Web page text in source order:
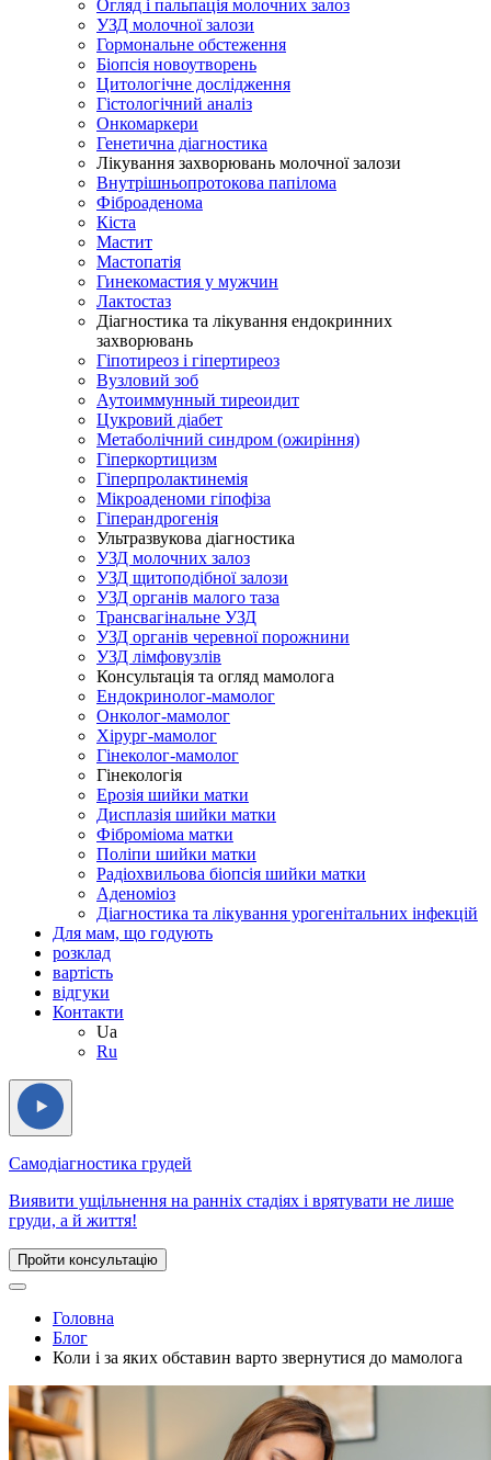
Огляд і пальпація молочних залоз
УЗД молочної залози
Гормональне обстеження
Біопсія новоутворень
Цитологічне дослідження
Гістологічний аналіз
Онкомаркери
Генетична діагностика
Лікування захворювань молочної залози
Внутрішньопротокова папілома
Фіброаденома
Кіста
Мастит
Мастопатія
Гинекомастия у мужчин
Лактостаз
Діагностика та лікування ендокринних
захворювань
Гіпотиреоз і гіпертиреоз
Вузловий зоб
Аутоиммунный тиреоидит
Цукровий діабет
Метаболічний синдром (ожиріння)
Гіперкортицизм
Гіперпролактинемія
Мікроаденоми гіпофіза
Гіперандрогенія
Ультразвукова діагностика
УЗД молочних залоз
УЗД щитоподібної залози
УЗД органів малого таза
Трансвагінальне УЗД
УЗД органів черевної порожнини
УЗД лімфовузлів
Консультація та огляд мамолога
Ендокринолог-мамолог
Онколог-мамолог
Хірург-мамолог
Гінеколог-мамолог
Гінекологія
Ерозія шийки матки
Дисплазія шийки матки
Фіброміома матки
Поліпи шийки матки
Радіохвильова біопсія шийки матки
Аденоміоз
Діагностика та лікування урогенітальних інфекцій
Для мам, що годують
розклад
вартість
відгуки
Контакти
Ua
Ru
Самодіагностика грудей
Виявити ущільнення на ранніх стадіях і врятувати не лише
груди, а й життя!
Пройти консультацію
Головна
Блог
Коли і за яких обставин варто звернутися до мамолога